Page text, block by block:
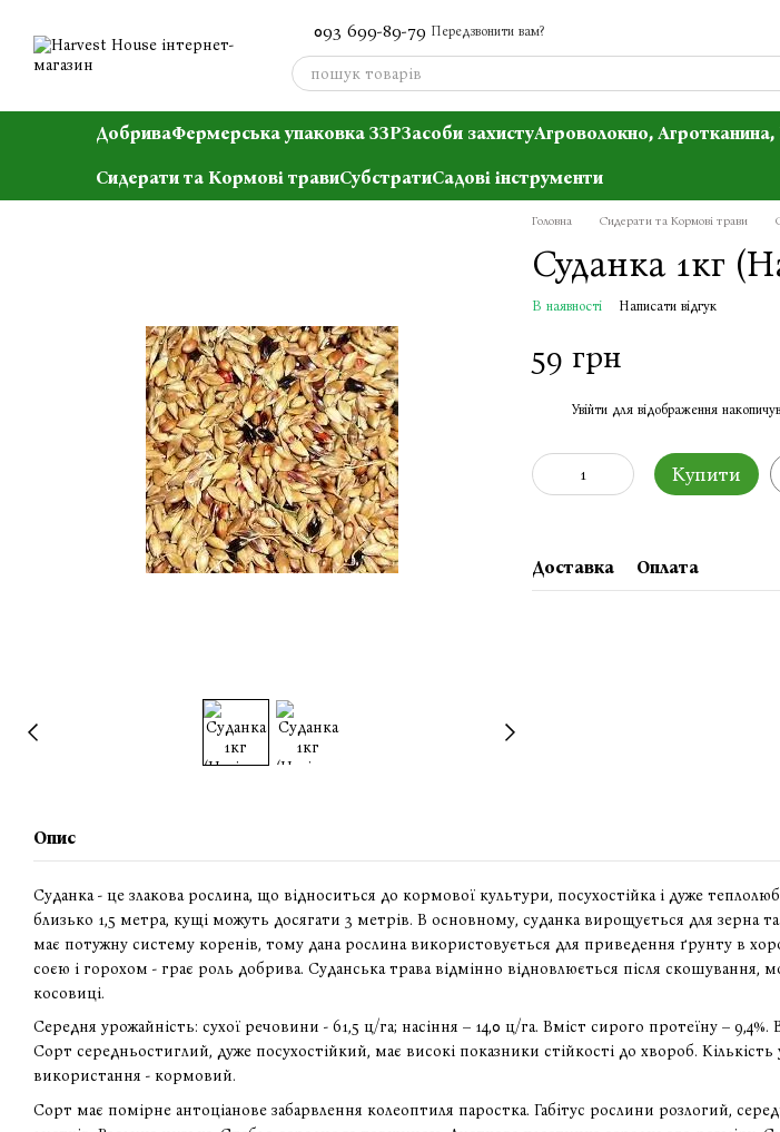
093 699-89-79 Передзвонити вам?
ДобриваФермерська упаковка ЗЗРЗасоби захистуАгроволокно, Агротканина,
Сидерати та Кормові травиСубстратиСадові інструменти
Головна Сидерати та Кормові трави
Суданка 1кг
В наявності Написати відгук
59 грн
Увійти для відображення
Купити
Доставка Оплата
Опис
Суданка - це злакова рослина, що відноситься до кормової культури, посухостійка і дуже
близько 1,5 метра, кущі можуть досягати 3 метрів. В основному, суданка вирощується для зерна
має потужну систему коренів, тому дана рослина використовується для приведення ґрунту в
соєю і горохом - грає роль добрива. Суданська трава відмінно відновлюється після скошування,
косовиці.
Середня урожайність: сухої речовини - 61,5 ц/га; насіння – 14,0 ц/га. Вміст сирого протеїну – 9,4%.
Сорт середньостиглий, дуже посухостійкий, має високі показники стійкості до хвороб. Кількість
використання - кормовий.
Сорт має помірне антоціанове забарвлення колеоптиля паростка. Габітус рослини розлогий,